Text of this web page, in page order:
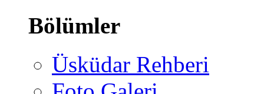
Bölümler
Üsküdar Rehberi